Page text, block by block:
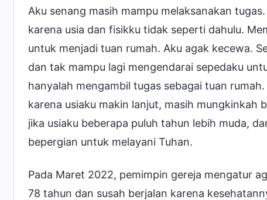
Aku senang masih mampu melaksanakan
karena usia dan fisikku tidak seperti dahulu.
untuk menjadi tuan rumah. Aku agak kecewa.
dan tak mampu lagi mengendarai sepedaku
hanyalah mengambil tugas sebagai tuan
karena usiaku makin lanjut, masih mungkinkah
jika usiaku beberapa puluh tahun lebih muda,
bepergian untuk melayani Tuhan.
Pada Maret 2022, pemimpin gereja mengatur
78 tahun dan susah berjalan karena